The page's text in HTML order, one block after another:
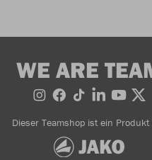
WE ARE
Dieser Teamshop ist ein Produkt